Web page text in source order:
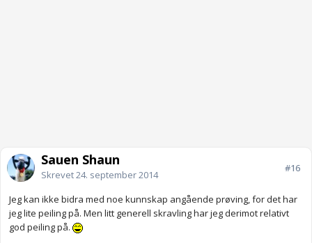
Sauen Shaun
Skrevet24. september 2014
#16
Jeg kan ikke bidra med noe kunnskap angående prøving, for det har
jeg lite peiling på. Men litt generell skravling har jeg derimot relativt
god peiling på.